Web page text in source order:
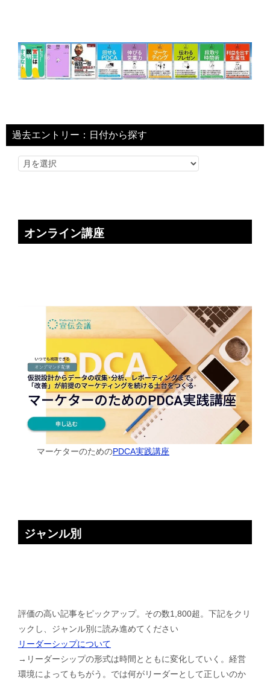
過去エントリー：日付から探す
オンライン講座
マーケターのためのPDCA実践講座
ジャンル別
評価の高い記事をピックアップ。その数1,800超。下記をクリ
ックし、ジャンル別に読み進めてください
リーダーシップについて
→リーダーシップの形式は時間とともに変化していく。経営
環境によってもちがう。では何がリーダーとして正しいのか